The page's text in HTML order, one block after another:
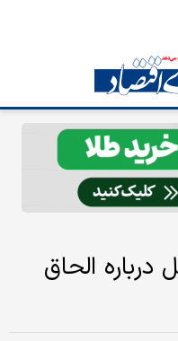
درباره الحاق